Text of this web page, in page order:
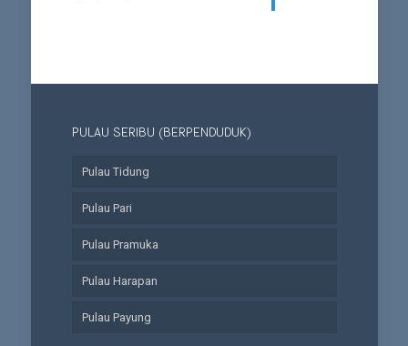
PULAU SERIBU (BERPENDUDUK)
Pulau Tidung
Pulau Pari
Pulau Pramuka
Pulau Harapan
Pulau Payung